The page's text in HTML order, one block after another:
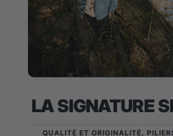
LA SIGNATURE
QUALITÉ ET ORIGINALITÉ,